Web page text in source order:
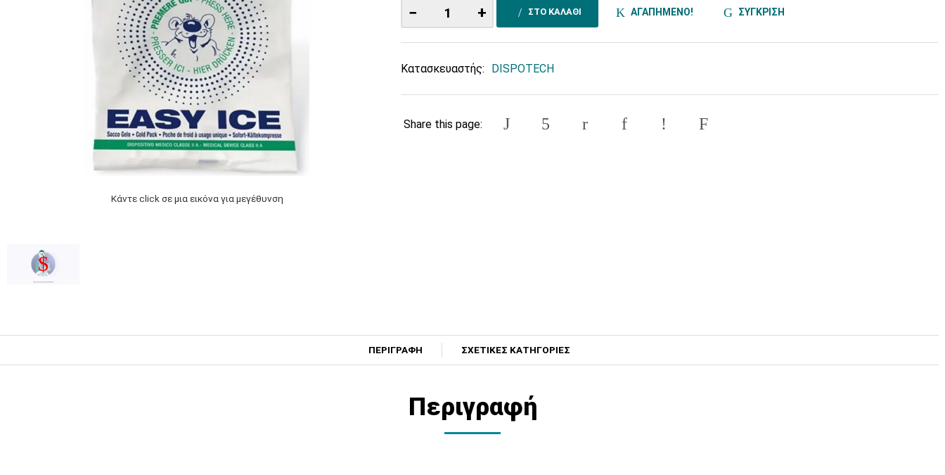
Κάντε click σε μια εικόνα για μεγέθυνση
− + ΣΤΟ ΚΑΛΑΘΙ ΑΓΑΠΗΜΕΝΟ! ΣΥΓΚΡΙΣΗ
Κατασκευαστής: DISPOTECH
Share this page:
ΠΕΡΙΓΡΑΦΗ ΣΧΕΤΙΚΕΣ ΚΑΤΗΓΟΡΙΕΣ
Περιγραφή